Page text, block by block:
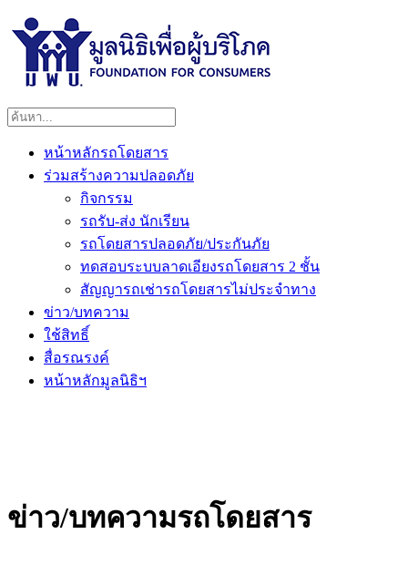
หน้าหลักรถโดยสาร
ร่วมสร้างความปลอดภัย
กิจกรรม
รถรับ-ส่ง นักเรียน
รถโดยสารปลอดภัย/ประกันภัย
ทดสอบระบบลาดเอียงรถโดยสาร 2 ชั้น
สัญญารถเช่ารถโดยสารไม่ประจำทาง
ข่าว/บทความ
ใช้สิทธิ์
สื่อรณรงค์
หน้าหลักมูลนิธิฯ
ข่าว/บทความรถโดยสาร